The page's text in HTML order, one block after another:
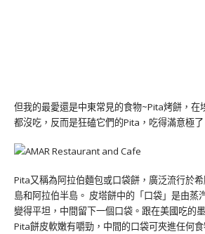
但我的最愛還是中東常見的食物~Pita烤餅，在
都沒吃，反而是狂磕它們的Pita，吃得滿意極了
Pita又稱為阿拉伯麵包或口袋餅，廣泛流行於
島和阿拉伯半島。 皮塔餅中的「口袋」是由蒸
變得平坦，中間留下一個口袋。跟在美國吃的
Pita餅皮軟嫩有嚼勁，中間的口袋可夾進任何